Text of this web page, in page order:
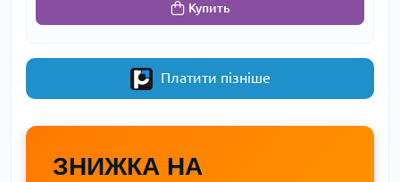
Купить
Платити пізніше
ЗНИЖКА НА